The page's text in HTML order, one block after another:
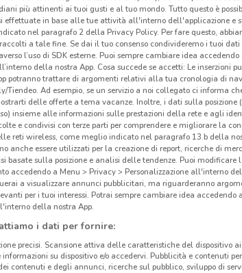
7.2 km
Zoo
gatti
più attinenti ai tuoi gusti e al tuo mondo. Tutto questo è
effettuate in base alle tue attività all'interno dell'applicazione e
nel paragrafo 2 della Privacy Policy. Per fare questo,
a tale fine. Se dai il tuo consenso condivideremo i tuoi dati
l’uso di SDK esterne. Puoi sempre cambiare idea
della nostra App. Cosa succede se accetti: Le inserzioni
potranno trattare di argomenti relativi alla tua cronologia di
Tiendeo. Ad esempio, se un servizio a noi collegato ci informa
delle offerte a tema vacanze. Inoltre, i dati sulla posizione
insieme alle informazioni sulle prestazioni della rete e agli
e condivisi con terze parti per comprendere e migliorare la
reti wireless, come meglio indicato nel paragrafo 13.b della
anche essere utilizzati per la creazione di report, ricerche di
basate sulla posizione e analisi delle tendenze. Puoi modificare
accedendo a Menu > Privacy > Personalizzazione all'interno
a visualizzare annunci pubblicitari, ma riguarderanno
per i tuoi interessi. Potrai sempre cambiare idea accedendo
della nostra App.
i dati per fornire:
precisi. Scansione attiva delle caratteristiche del dispositivo
su dispositivo e/o accedervi. Pubblicità e contenuti
contenuti e degli annunci, ricerche sul pubblico, sviluppo di